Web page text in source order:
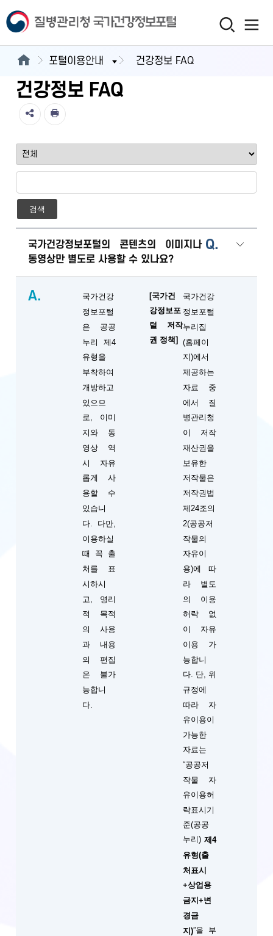
포털이용안내 건강정보 FAQ
건강정보 FAQ
검색
Q.
국가건강정보포털의 콘텐츠의 이미지나
동영상만 별도로 사용할 수 있나요?
A.
국가건강
정보포털
은 공공
누리 제4
유형을
부착하여
개방하고
있으므
로, 이미
지와 동
영상 역
시 자유
롭게 사
용할 수
있습니
다. 다만,
이용하실
때 꼭 출
처를 표
시하시
고, 영리
적 목적
의 사용
과 내용
의 편집
은 불가
능합니
다.
[국가건
강정보포
털 저작
권 정책]
국가건강
정보포털
누리집
(홈페이
지)에서
제공하는
자료 중
에서 질
병관리청
이 저작
재산권을
보유한
저작물은
저작권법
제24조의
2(공공저
작물의
자유이
용)에 따
라 별도
의 이용
허락 없
이 자유
이용 가
능합니
다. 단, 위
규정에
따라 자
유이용이
가능한
자료는
“공공저
작물 자
유이용허
락표시기
준(공공
누리) 제4
유형(출
처표시
+상업용
금지+변
경금
지)”을 부